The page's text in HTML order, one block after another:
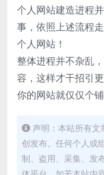
个人网站建造进程
事，依照上述流程
个人网站！
整体进程并不杂乱
容，这样才干招引
你的网站就仅仅个铺
声明：本站所有
创发布。任何个人或
制、盗用、采集、发